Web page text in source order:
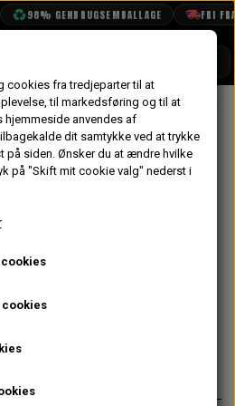
98% GENBRUGSEMBALLAGE FRI
Styling Emblemer
Cooper
til
kr.
cookies fra tredjeparter til at
til markedsføring og til at
hjemmeside anvendes af
dit samtykke ved at trykke
på siden. Ønsker du at ændre hvilke
på "Skift mit cookie valg" nederst i
cookies